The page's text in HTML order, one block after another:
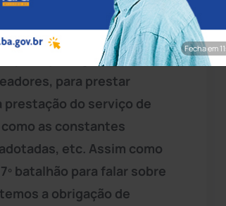
Rádio 104,9 FM, o Bairro
localidades da cidade. O
para que o gerente local da
para prestar
do serviço de
as constantes
etc. Assim como
batalhão para falar sobre
a obrigação de
Fecha em